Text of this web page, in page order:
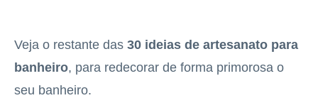
Veja o restante das 30 ideias de artesanato para
banheiro, para redecorar de forma primorosa o
seu banheiro.